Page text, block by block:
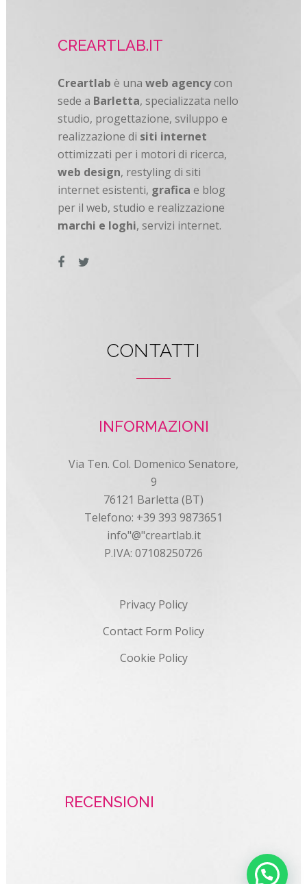
CREARTLAB.IT
Creartlab è una web agencycon
sede a Barletta, specializzata nello
studio, progettazione, sviluppo e
realizzazione di siti internet
ottimizzati per i motori di ricerca,
web design, restyling di siti
internet esistenti, grafica e blog
per il web, studio e realizzazione
marchi e loghi, servizi internet.
CONTATTI
INFORMAZIONI
Via Ten. Col. Domenico Senatore,
9
76121 Barletta (BT)
Telefono: +39 393 9873651
info"@"creartlab.it
P.IVA: 07108250726
Privacy Policy
Contact Form Policy
Cookie Policy
RECENSIONI